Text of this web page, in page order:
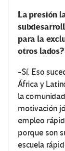
La presión
para la
otros lados?
-Sí. Eso
África y
la
motivación
empleo
porque son
escuela